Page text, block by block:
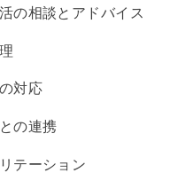
の相談とアドバイス
対応
の連携
テーション